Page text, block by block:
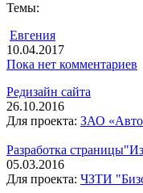
Темы:
Евгения
10.04.2017
Пока нет комментариев
Редизайн сайта
26.10.2016
Для проекта: ЗАО
Разработка
05.03.2016
Для проекта: ЧЗТИ